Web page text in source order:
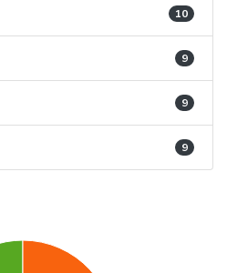
10
9
9
9